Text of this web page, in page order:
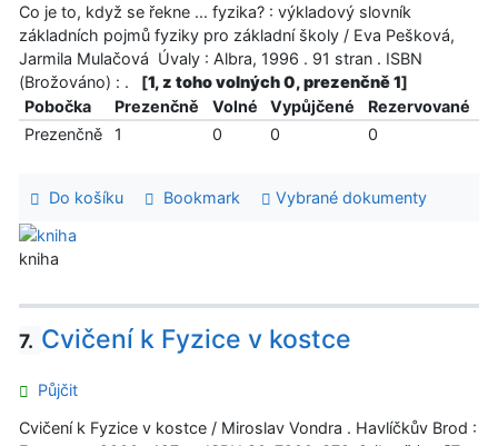
Co je to, když se řekne ... fyzika? : výkladový slovník
základních pojmů fyziky pro základní školy / Eva Pešková,
Jarmila Mulačová Úvaly : Albra, 1996 . 91 stran . ISBN
(Brožováno) : .
[1, z toho volných 0, prezenčně 1]
Pobočka
Prezenčně Volné Vypůjčené
Rezervované
Prezenčně
1 0 0 0
Do košíku Bookmark Vybrané dokumenty
kniha
7. Cvičení k Fyzice v kostce
Půjčit
Cvičení k Fyzice v kostce / Miroslav Vondra . Havlíčkův Brod :